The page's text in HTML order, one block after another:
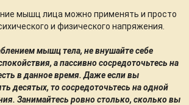
мышц лица можно применять и просто
и физического напряжения.
мышц тела, не внушайте себе
а пассивно сосредоточьтесь на
в данное время. Даже если вы
десятых, то сосредоточьтесь на одной
Занимайтесь ровно столько, сколько вы